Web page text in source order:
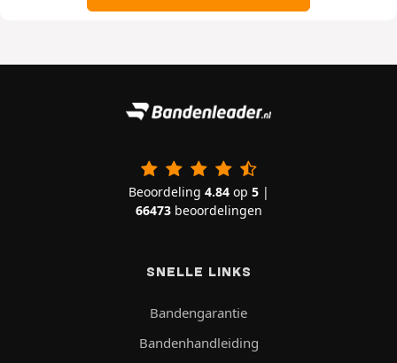
Beoordeling 4.84op 5|
66473beoordelingen
SNELLE LINKS
Bandengarantie
Bandenhandleiding